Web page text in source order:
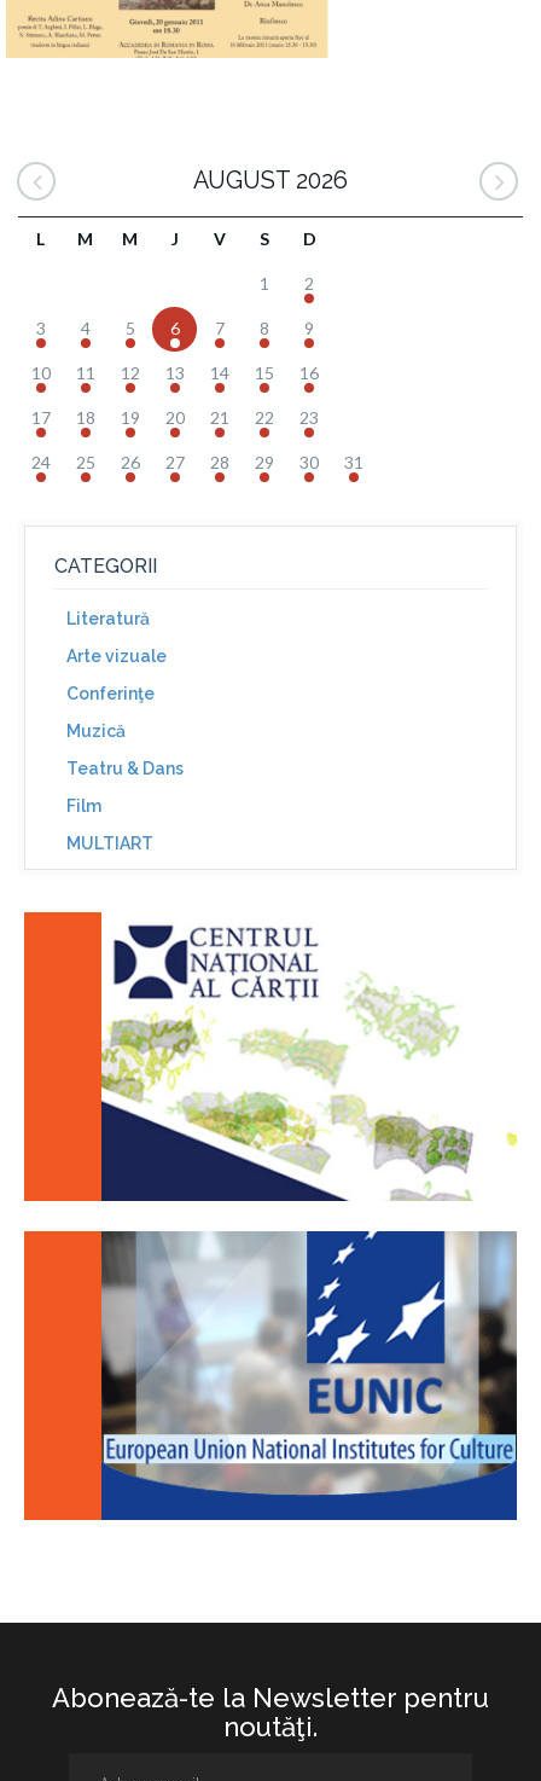
AUGUST 2026
L M M J V S D
1 2
3 4 5 6 7 8 9
10 11 12 13 14 15 16
17 18 19 20 21 22 23
24 25 26 27 28 29 30 31
CATEGORII
Literatură
Arte vizuale
Conferinţe
Muzică
Teatru & Dans
Film
MULTIART
Abonează-te la Newsletter pentru
noutăţi.